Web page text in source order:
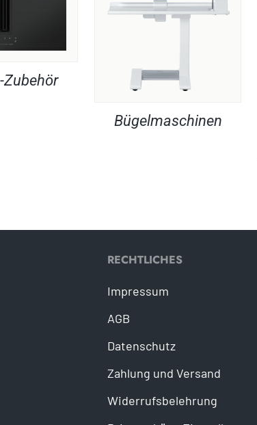
Zubehör
Bügelmaschinen
RECHTLICHES
Impressum
AGB
Datenschutz
Zahlung und Versand
Widerrufsbelehrung